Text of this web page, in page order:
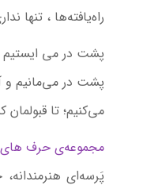
راه‌یافته‌ها ، تنها
پشت در می ایستیم
پشت در می‌مانیم و
می‌کنیم؛ تا قبولمان
مجموعه‌ی حرف
پَرسه‌ای